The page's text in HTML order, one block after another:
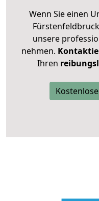
Wenn Sie einen
unsere
nehmen.
Ihren